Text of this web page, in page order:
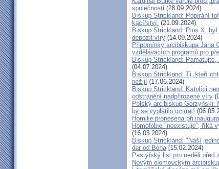
společnosti (28.09.2024)
Biskup Strickland: Popírání
kacířství. (21.09.2024)
Biskup Strickland: Pius X.
depozit víry (14.09.2024)
Připomínky arcibiskupa Jana
vzdělávacích programů pro
Biskup Strickland:
(04.07.2024)
Biskup Strickland: Ti, kteří
nežijí (17.06.2024)
Biskup Strickland: Katolíci
odstranění nadpřirozené víry
Polský arcibiskup Górzyński:
by se vyplatilo umírat!
Homilie pronesena při
Homofobie "neexistuje", říká
(16.03.2024)
Biskup Strickland: "Naší
dar od Boha(15.02.2024)
Pastýřský list pro neděli před
Novým olomouckým